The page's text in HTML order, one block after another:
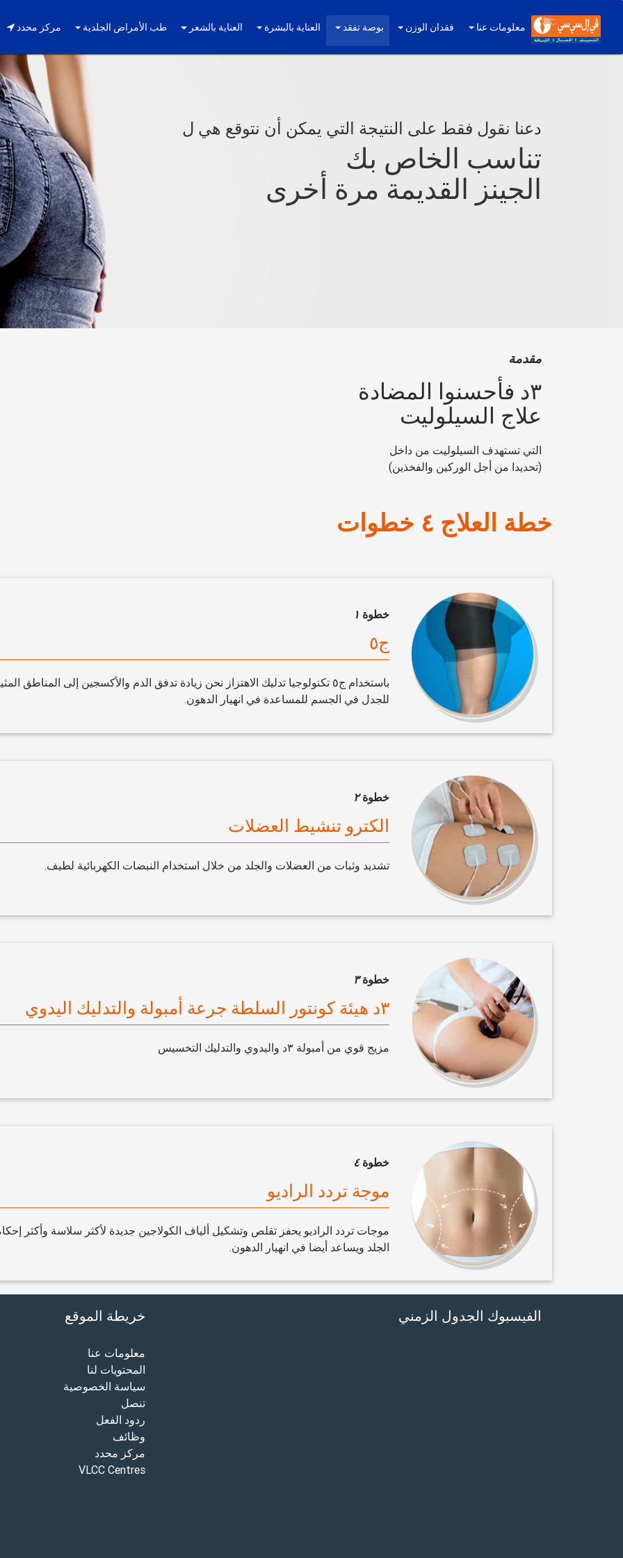
معلومات عنا فقدان الوزن بوصة تفقد العناية بالبشرة العناية بالشعر طب الأمراض الجلدية مركز محدد
دعنا نقول فقط على النتيجة التي يمكن أن نتوقع هي ل
تناسب الخاص بك
الجينز القديمة مرة أخرى
مقدمة
٣د فأحسنوا المضادة
علاج السيلوليت
التي تستهدف السيلوليت من داخل
(تحديدا من أجل الوركين والفخذين)
خطة العلاج ٤ خطوات
خطوة
ج٥
باستخدام ج٥ تكنولوجيا تدليك الاهتزاز نحن زيادة تدفق الدم والأكسجين إلى المناطق
للجدل في الجسم للمساعدة في انهيار الدهون.
خطوة٢
الكترو تنشيط العضلات
تشديد وثبات من العضلات والجلد من خلال استخدام النبضات الكهربائية لطيف.
خطوة٣
٣د هيئة كونتور السلطة جرعة أمبولة والتدليك اليدوي
مزيج قوي من أمبولة ٣د واليدوي والتدليك التخسيس
خطوة ٤
موجة تردد الراديو
موجات تردد الراديو يحفز تقلص وتشكيل ألياف الكولاجين جديدة لأكثر سلاسة وأكثر
الجلد ويساعد أيضا في انهيار الدهون.
الفيسبوك الجدول الزمني خريطة الموقع
معلومات عنا
المحتويات لنا
سياسة الخصوصية
تنصل
ردود الفعل
وظائف
مركز محدد
VLCC Centres